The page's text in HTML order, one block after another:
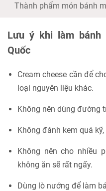
Thành phẩm món bánh
Lưu ý khi làm
Quốc
Cream cheese cần để
loại nguyên liệu khác.
Không nên dùng đường
Không đánh kem quá
Không nên cho nhiều
không ăn sẽ rất ngấy.
Dùng lò nướng để làm